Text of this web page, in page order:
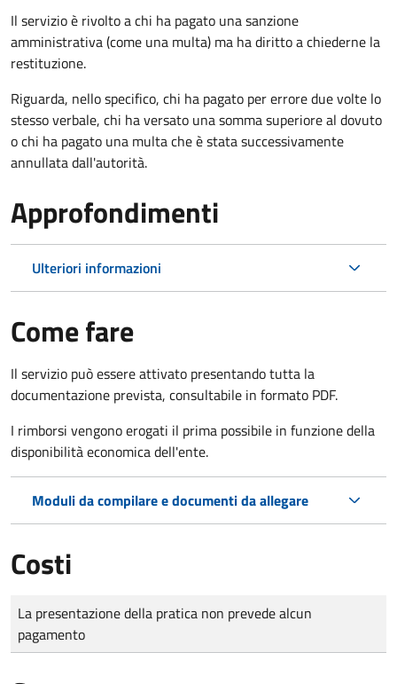
Il servizio è rivolto a chi ha pagato una sanzione
amministrativa (come una multa) ma ha diritto a chiederne la
restituzione.
Riguarda, nello specifico, chi ha pagato per errore due volte lo
stesso verbale, chi ha versato una somma superiore al dovuto
o chi ha pagato una multa che è stata successivamente
annullata dall'autorità.
Approfondimenti
Ulteriori informazioni
Come fare
Il servizio può essere attivato presentando tutta la
documentazione prevista, consultabile in formato PDF.
I rimborsi vengono erogati il prima possibile in funzione della
disponibilità economica dell'ente.
Moduli da compilare e documenti da allegare
Costi
Tipo di pagamento
Importo
La presentazione della pratica non prevede alcun
pagamento